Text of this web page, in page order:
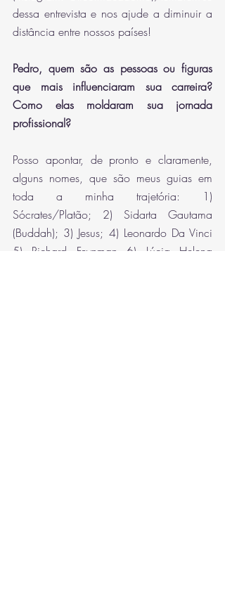
dessa entrevista e nos ajude a diminuir a
distância entre nossos países!
Pedro, quem são as pessoas ou figuras
que mais influenciaram sua carreira?
Como elas moldaram sua jornada
profissional?
Posso apontar, de pronto e claramente,
alguns nomes, que são meus guias em
toda a minha trajetória: 1)
Sócrates/Platão; 2) Sidarta Gautama
(Buddah); 3) Jesus; 4) Leonardo Da Vinci
5) Richard Feynman 6) Lúcia Helena